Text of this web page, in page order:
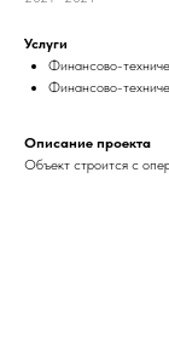
Услуги
Финансово-
Финансово-
Описание проекта
Объект строится с